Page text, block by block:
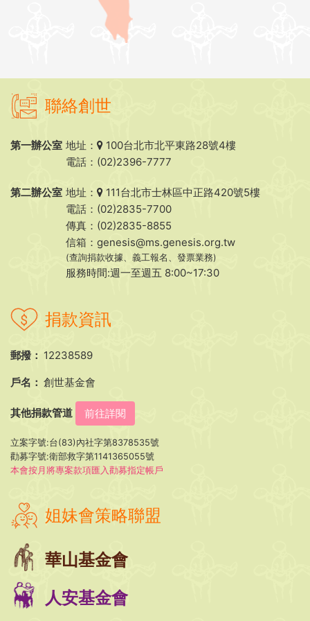
聯絡創世
第一辦公室 地址：
100台北市北平東路28號4樓
電話：(02)2396-7777
第二辦公室 地址：
111台北市士林區中正路420號5樓
電話：(02)2835-7700
傳真：(02)2835-8855
信箱： genesis@ms.genesis.org.tw
(查詢捐款收據、義工報名、發票業務)
服務時間:週一至週五 8:00~17:30
捐款資訊
郵撥： 12238589
戶名： 創世基金會
其他捐款管道 前往詳閱
立案字號:台(83)內社字第8378535號
勸募字號:衛部救字第1141365055號
本會按月將專案款項匯入勸募指定帳戶
姐妹會策略聯盟
華山基金會
人安基金會